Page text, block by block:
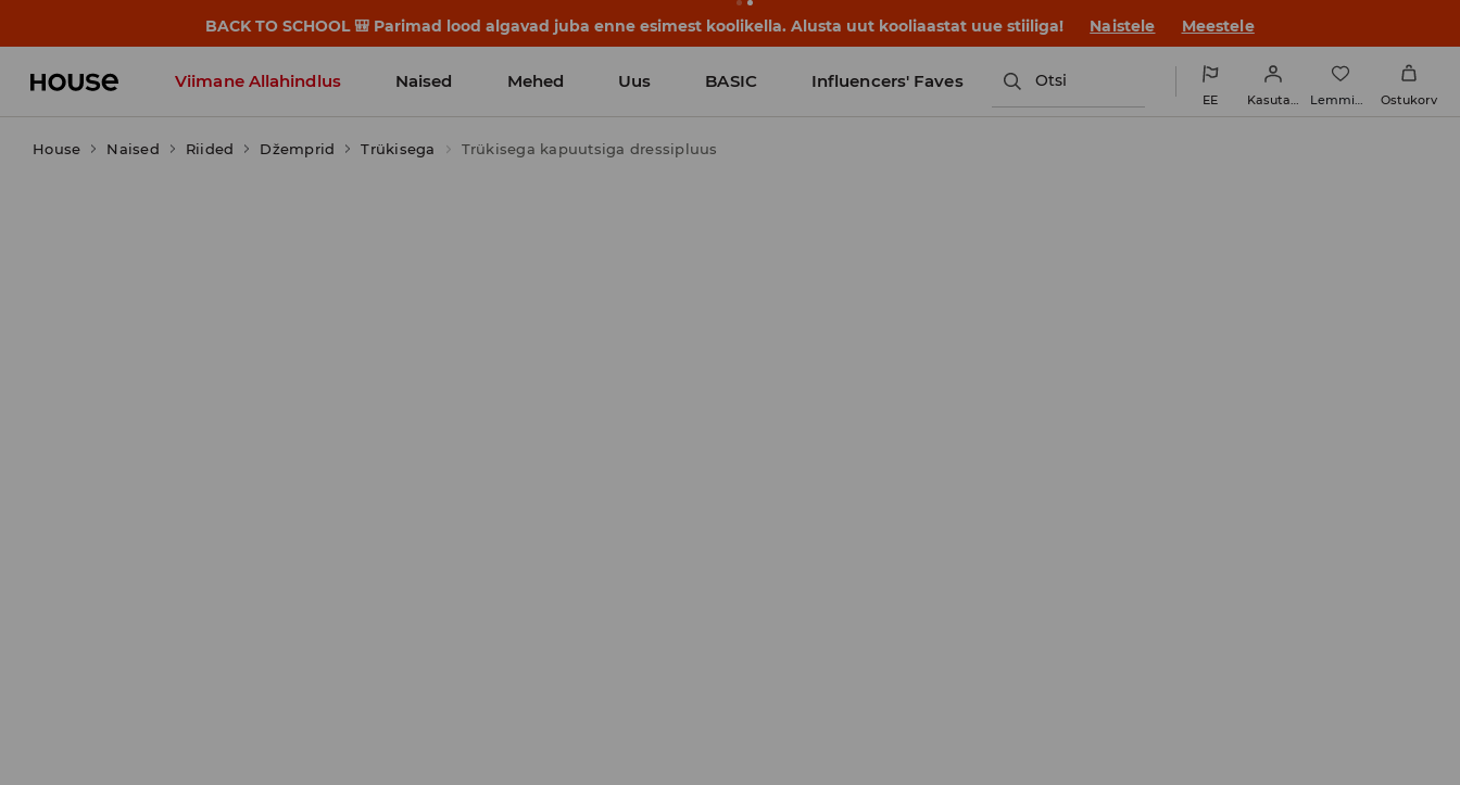
BACK TO SCHOOL 🎒 Parimad lood algavad juba enne esimest koolikella. Alusta uut kooliaastat uue stiiliga! Naistele Meestele
Viimane Allahindlus Naised Mehed Uus BASIC Influencers' Faves Otsi
EE Kasutaja Lemmikud Ostukorv
House Naised Riided Džemprid Trükisega Trükisega kapuutsiga dressipluus